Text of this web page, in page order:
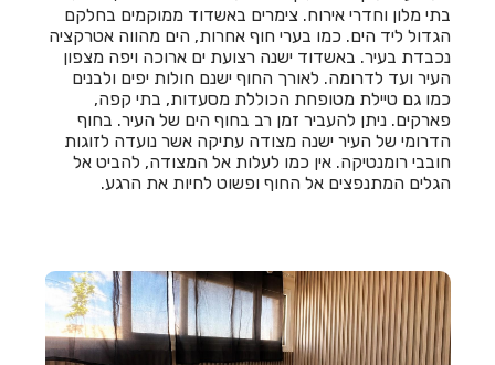
חדרים לפי שעה באריאל
חדרים לפי שעה באשבול
חדרים לפי שעה באשדוד
חדרים לפי שעה באשקלון
חדרים לפי שעה באשתאול
חדרים לפי שעה בבוסתן הגליל
חדרים לפי שעה בבורגתה
חדרים לפי שעה בבית אלעזרי
בתי מלון וחדרי אירוח. צימרים באשדוד ממוקמים בחלקם
הגדול ליד הים. כמו בערי חוף אחרות, הים מהווה אטרקציה
נכבדת בעיר. באשדוד ישנה רצועת ים ארוכה ויפה מצפון
העיר ועד לדרומה. לאורך החוף ישנם חולות יפים ולבנים
כמו גם טיילת מטופחת הכוללת מסעדות, בתי קפה,
פארקים. ניתן להעביר זמן רב בחוף הים של העיר. בחוף
הדרומי של העיר ישנה מצודה עתיקה אשר נועדה לזוגות
חובבי רומנטיקה. אין כמו לעלות אל המצודה, להביט אל
הגלים המתנפצים אל החוף ופשוט לחיות את הרגע.